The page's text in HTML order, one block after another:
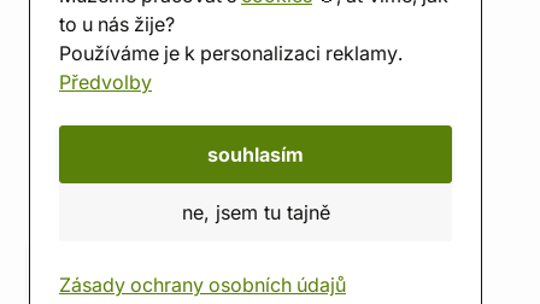
to u nás žije?
Používáme je k personalizaci reklamy.
Předvolby
souhlasím
ne, jsem tu tajně
Zásady ochrany osobních údajů
Herna
O nás
Hodnocení obchodu